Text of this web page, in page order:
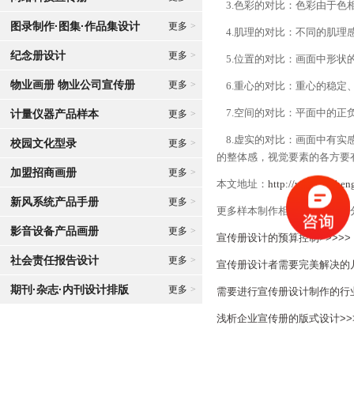
图录制作·图集·作品集设计 更多 >
纪念册设计 更多 >
物业画册 物业公司宣传册 更多 >
计量仪器产品样本 更多 >
校园文化型录 更多 >
加盟招商画册 更多 >
新风系统产品手册 更多 >
影音设备产品画册 更多 >
社会责任报告设计 更多 >
期刊·杂志·内刊设计排版 更多 >
3.色彩的对比：色彩由于色
4.肌理的对比：不同的肌理
5.位置的对比：画面中形状
6.重心的对比：重心的稳定
7.空间的对比：平面中的正
8.虚实的对比：画面中有实
的整体感，视觉要素的各方
本文地址： http://
更多样本制作相关知识和FAQ
宣传册设计的预算控制>>>>>
宣传册设计者需要完美解决
需要进行宣传册设计制作的
浅析企业宣传册的版式设计